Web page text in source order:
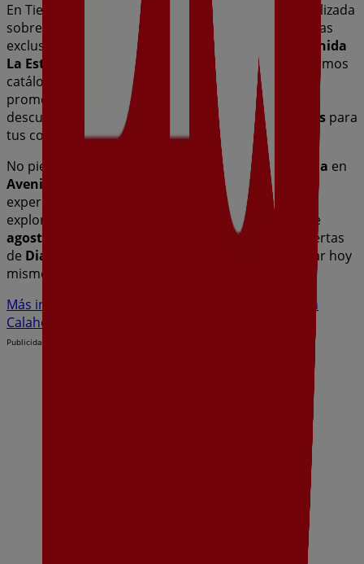
En Tiendeo te ofrecemos toda la información actualizada
sobre
, como los horarios de apertura, las ofertas
exclusivas y la ubicación exacta de la tienda en
Avenida
La Estación, S/N
. Además, tendrás acceso a los últimos
catálogos de
, donde podrás descubrir las
promociones más recientes y aprovechar grandes
descuentos en productos de
Hiper-Supermercados para
tus compras enCalahorra.
No pierdas la oportunidad de visitar la tienda de
Dia en
Avenida La Estación, S/N
para disfrutar de una
experiencia de compra completa. Te invitamos a
explorar las promociones que tenemos para ti este
agosto
y mantenerte informado de las mejores ofertas
de Dia
. ¡Visítanos y empieza a ahorrar hoy
mismo!
Más información de Dia
Ver otras tiendas de Dia en
Calahorra
Publicidad